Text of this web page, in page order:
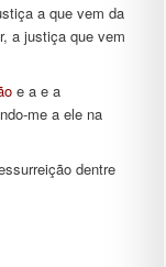
a que vem da
a justiça que vem
e a e a
me a ele na
dentre